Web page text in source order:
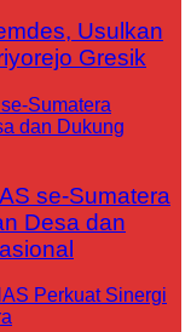
Usulkan
Gresik
se-Sumatera
Desa dan